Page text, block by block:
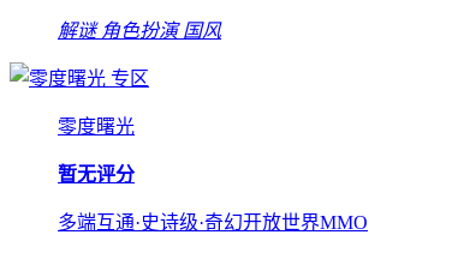
解谜 角色扮演 国风
专区
零度曙光
暂无评分
多端互通·史诗级·奇幻开放世界MMO